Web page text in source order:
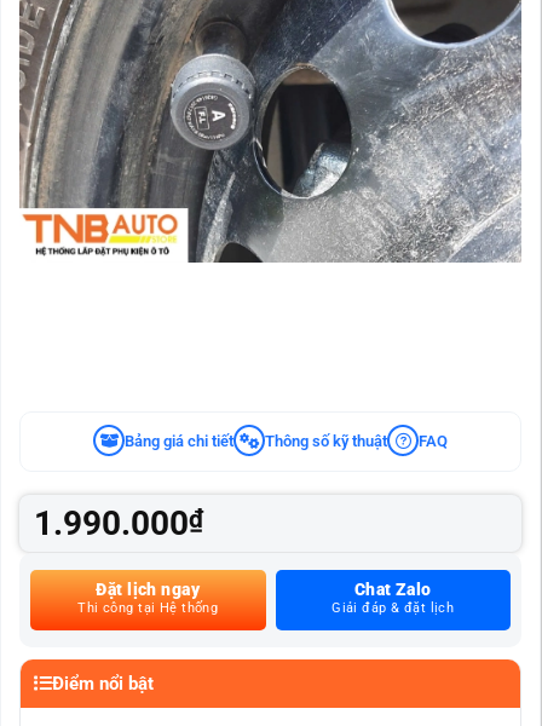
Bảng giá chi tiết Thông số kỹ thuật FAQ
1.990.000₫
Đặt lịch ngay
Thi công tại Hệ thống
Chat Zalo
Giải đáp & đặt lịch
Điểm nổi bật